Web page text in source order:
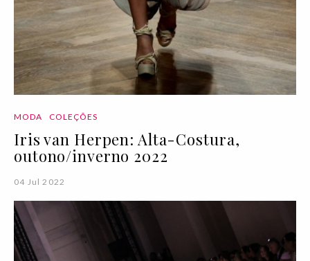
MODA COLEÇÕES
Iris van Herpen: Alta-Costura,
outono/inverno 2022
04 Jul 2022